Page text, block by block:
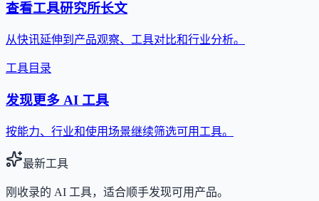
查看工具研究所长文
从快讯延伸到产品观察、工具对比和行业分析。
工具目录
发现更多 AI 工具
按能力、行业和使用场景继续筛选可用工具。
最新工具
刚收录的 AI 工具，适合顺手发现可用产品。